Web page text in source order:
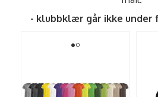
- klubbklær går ikke under